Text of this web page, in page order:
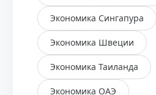
Экономика Сингапура
Экономика Швеции
Экономика Таиланда
Экономика ОАЭ